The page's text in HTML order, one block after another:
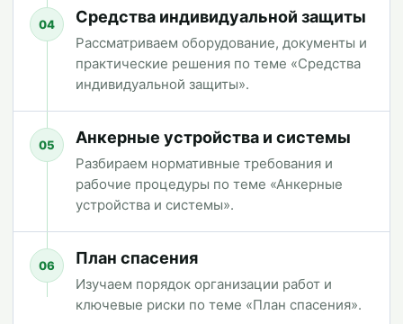
04 Средства индивидуальной защиты
Рассматриваем оборудование, документы и
практические решения по теме «Средства
индивидуальной защиты».
05 Анкерные устройства и системы
Разбираем нормативные требования и
рабочие процедуры по теме «Анкерные
устройства и системы».
06 План спасения
Изучаем порядок организации работ и
ключевые риски по теме «План спасения».